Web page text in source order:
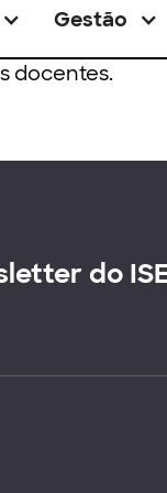
Gestão
docentes.
do